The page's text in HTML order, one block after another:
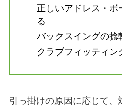
正しいアドレス・
る
バックスイングの捻
クラブフィッティン
引っ掛けの原因に応じて、